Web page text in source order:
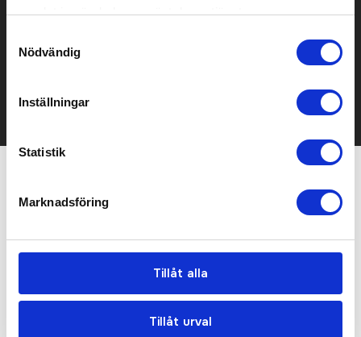
samlat in när du har använt deras tjänster.
Nödvändig
Inställningar
Statistik
Marknadsföring
Tillåt alla
Tillåt urval
Prisuppgift på mailen?
Kontakta oss här för att få förslag på produkt och pris över
Relaterade produkter